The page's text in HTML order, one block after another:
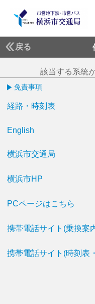
戻る
該当する系統
免責事項
経路・時刻表
English
横浜市交通局
横浜市HP
PCページはこちら
携帯電話サイト(乗換案
携帯電話サイト(時刻表